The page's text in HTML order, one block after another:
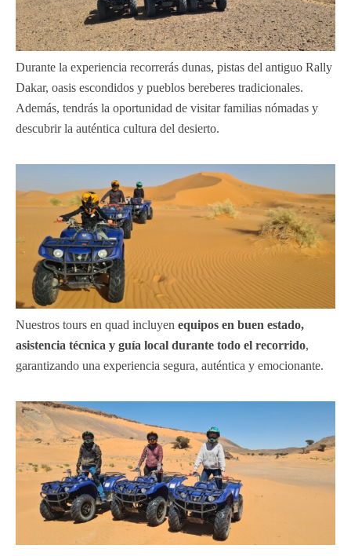
Durante la experiencia recorrerás dunas, pistas del antiguo Rally
Dakar, oasis escondidos y pueblos bereberes tradicionales.
Además, tendrás la oportunidad de visitar familias nómadas y
descubrir la auténtica cultura del desierto.
Nuestros tours en quad incluyen equipos en buen estado,
asistencia técnica y guía local durante todo el recorrido,
garantizando una experiencia segura, auténtica y emocionante.